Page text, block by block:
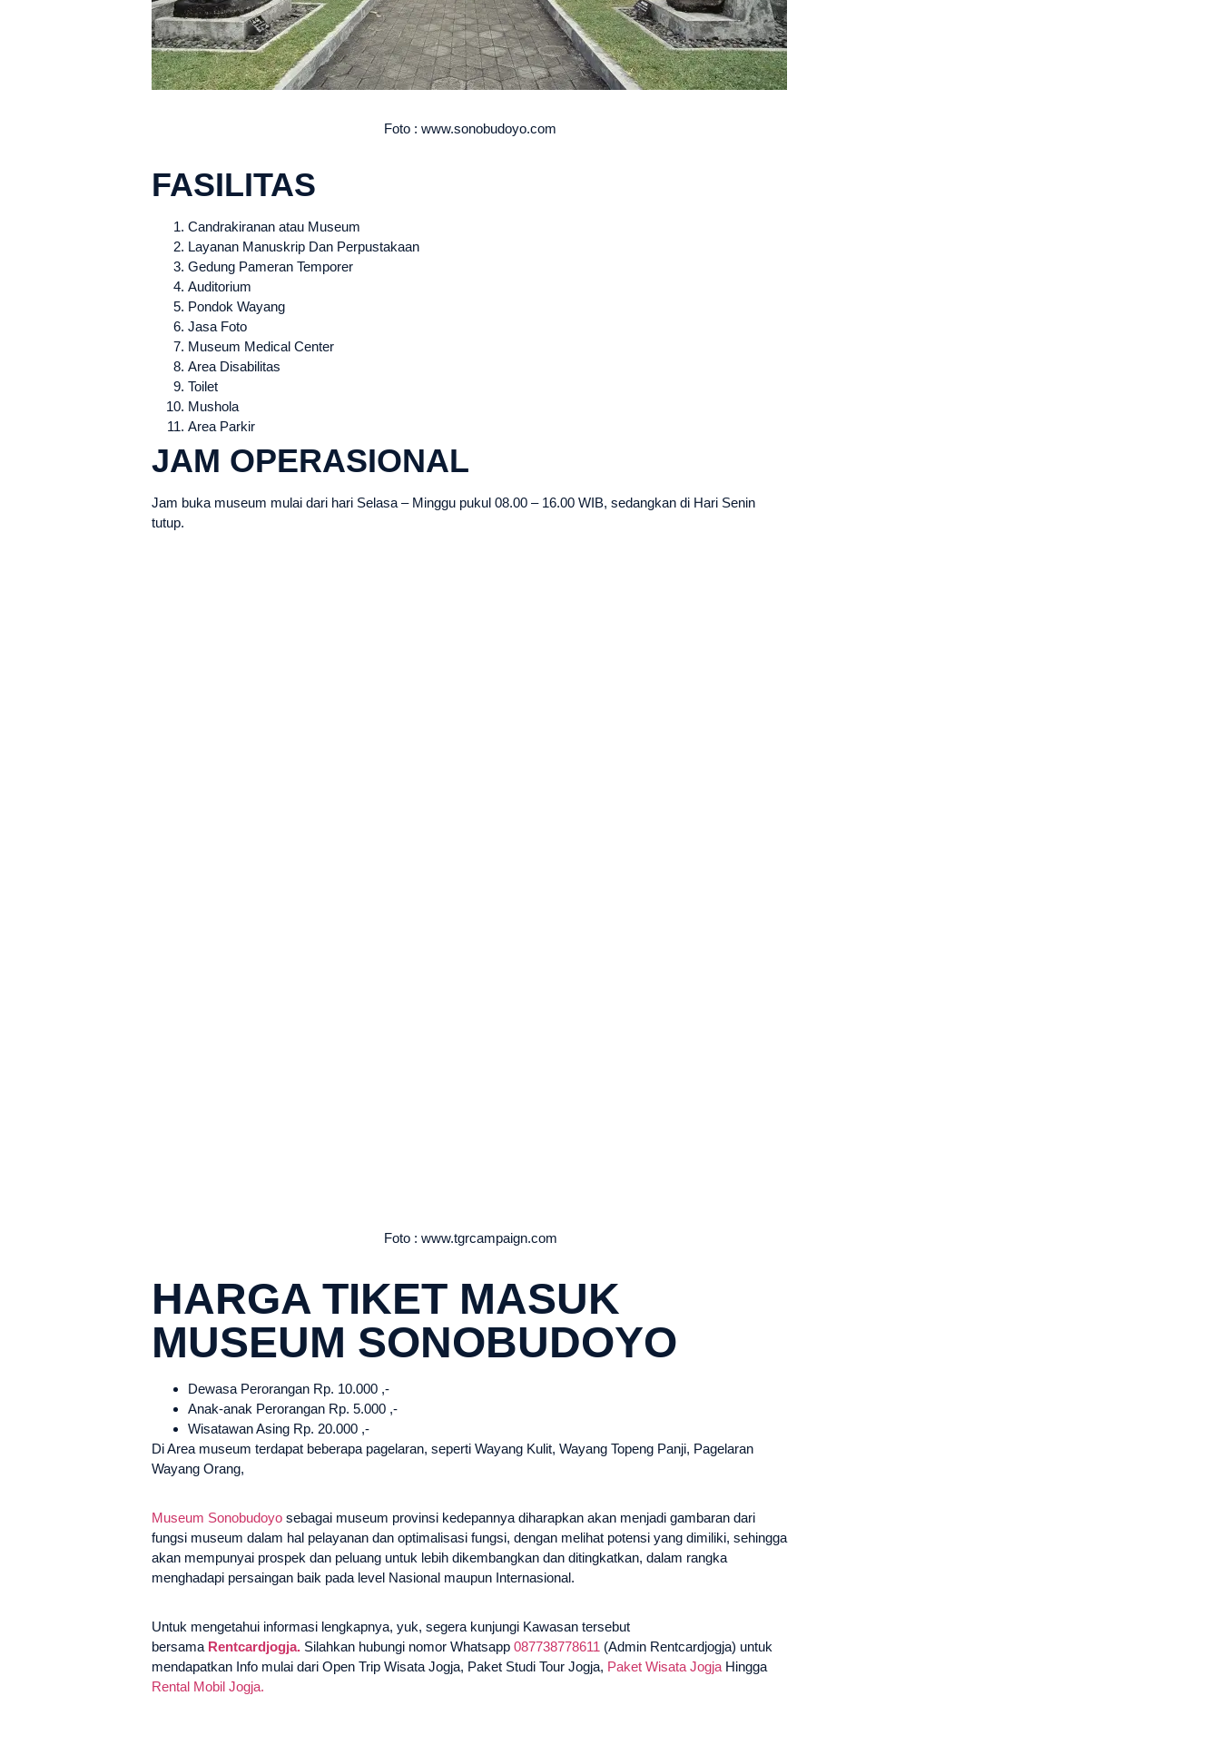
Foto : www.sonobudoyo.com
FASILITAS
Candrakiranan atau Museum
Layanan Manuskrip Dan Perpustakaan
Gedung Pameran Temporer
Auditorium
Pondok Wayang
Jasa Foto
Museum Medical Center
Area Disabilitas
Toilet
Mushola
Area Parkir
JAM OPERASIONAL
Jam buka museum mulai dari hari Selasa – Minggu pukul 08.00 – 16.00 WIB, sedangkan di Hari Senin
tutup.
Foto : www.tgrcampaign.com
HARGA TIKET MASUK
MUSEUM SONOBUDOYO
Dewasa Perorangan Rp. 10.000 ,-
Anak-anak Perorangan Rp. 5.000 ,-
Wisatawan Asing Rp. 20.000 ,-
Di Area museum terdapat beberapa pagelaran, seperti Wayang Kulit, Wayang Topeng Panji, Pagelaran
Wayang Orang,
Museum Sonobudoyo sebagai museum provinsi kedepannya diharapkan akan menjadi gambaran dari
fungsi museum dalam hal pelayanan dan optimalisasi fungsi, dengan melihat potensi yang dimiliki, sehingga
akan mempunyai prospek dan peluang untuk lebih dikembangkan dan ditingkatkan, dalam rangka
menghadapi persaingan baik pada level Nasional maupun Internasional.
Untuk mengetahui informasi lengkapnya, yuk, segera kunjungi Kawasan tersebut
bersama Rentcardjogja. Silahkan hubungi nomor Whatsapp 087738778611 (Admin Rentcardjogja) untuk
mendapatkan Info mulai dari Open Trip Wisata Jogja, Paket Studi Tour Jogja, Paket Wisata Jogja Hingga
Rental Mobil Jogja.